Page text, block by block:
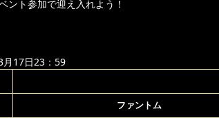
ント参加で迎え入れよう！
月17日23：59
ファントム